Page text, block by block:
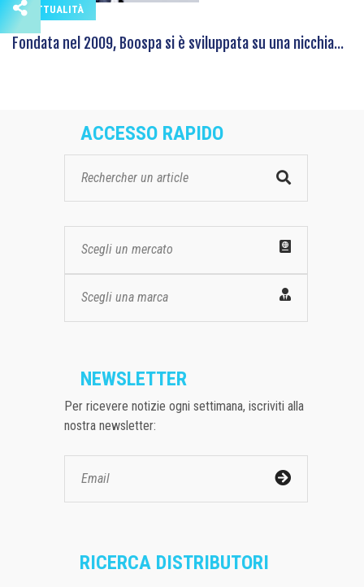
ATTUALITÀ
Fondata nel 2009, Boospa si è sviluppata su una nicchia...
ACCESSO RAPIDO
Scegli un mercato
Scegli una marca
NEWSLETTER
Per ricevere notizie ogni settimana, iscriviti alla
nostra newsletter:
RICERCA DISTRIBUTORI